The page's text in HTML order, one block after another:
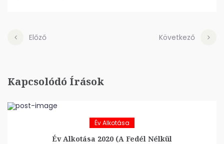
Előző Következő
Kapcsolódó Írások
Év Alkotása
Év Alkotása 2020 (A Fedél Nélkül